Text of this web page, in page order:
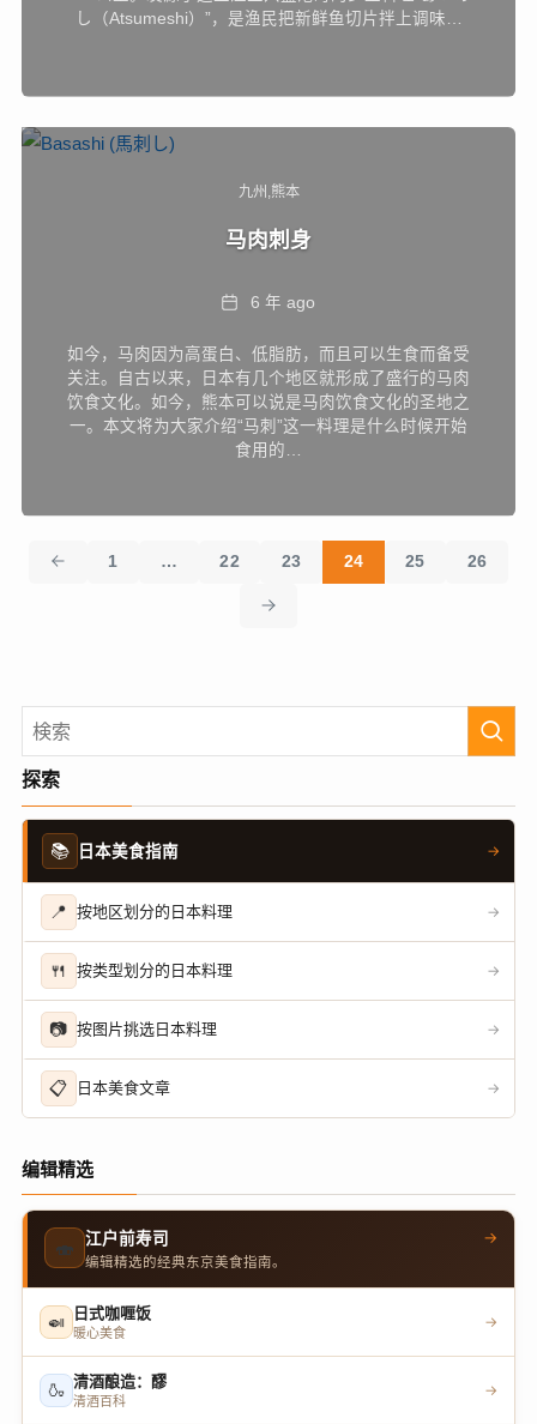
し（Atsumeshi）”，是渔民把新鲜鱼切片拌上调味…
九州 熊本
马肉刺身
Date6 年 ago
如今，马肉因为高蛋白、低脂肪，而且可以生食而备受
关注。自古以来，日本有几个地区就形成了盛行的马肉
饮食文化。如今，熊本可以说是马肉饮食文化的圣地之
一。本文将为大家介绍“马刺”这一料理是什么时候开始
食用的…
1 … 22 23 24 25 26
探索
📚 日本美食指南 →
📍 按地区划分的日本料理 →
🍴 按类型划分的日本料理 →
📷 按图片挑选日本料理 →
📋 日本美食文章 →
编辑精选
🍣 江户前寿司
编辑精选的经典东京美食指南。
→
🍛 日式咖喱饭
暖心美食
→
🍶 清酒酿造：醪
清酒百科
→